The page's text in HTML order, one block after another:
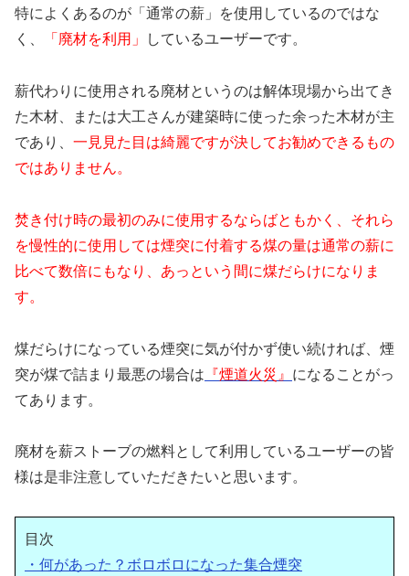
特によくあるのが「通常の薪」を使用しているのではな
く、
「廃材を利用」 しているユーザーです。
薪代わりに使用される廃材というのは解体現場から出てき
た木材、または大工さんが建築時に使った余った木材が主
であり、 一見見た目は綺麗ですが決してお勧めできるもの
ではありません。
焚き付け時の最初のみに使用するならばともかく、それら
を慢性的に使用しては煙突に付着する煤の量は通常の薪に
比べて数倍にもなり、あっという間に煤だらけになりま
す。
煤だらけになっている煙突に気が付かず使い続ければ、煙
突が煤で詰まり最悪の場合は 『煙道火災』 になることがっ
てあります。
廃材を薪ストーブの燃料として利用しているユーザーの皆
様は是非注意していただきたいと思います。
目次
・何があった？ボロボロになった集合煙突